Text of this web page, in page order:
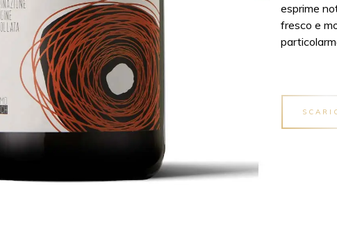
esprime
fresco e